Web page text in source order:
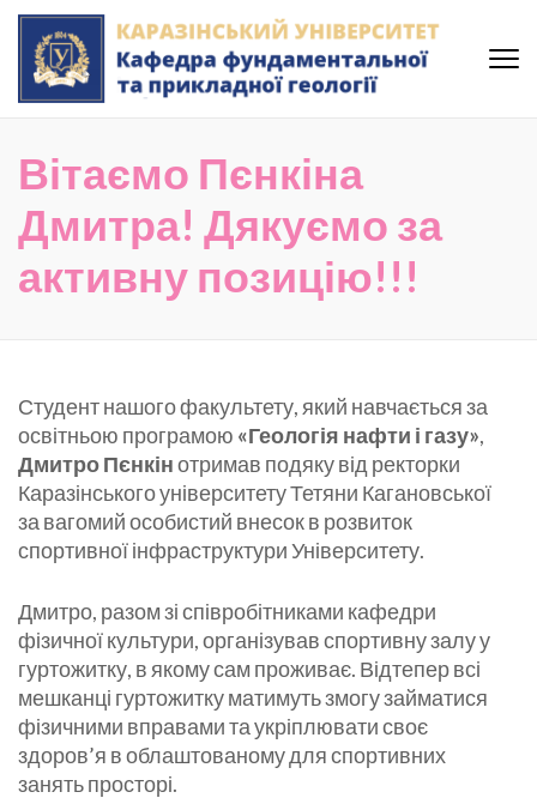
Skip
content
(Press
Кафедра фундаментальної
та прикладної геології
Каразінського Університету
Вітаємо Пєнкіна
Дмитра! Дякуємо за
активну позицію!!!
Студент нашого факультету, який навчається за
освітньою програмою «Геологія нафти і газу»,
Дмитро Пєнкінотримав подяку від ректорки
Каразінського університету Тетяни Кагановської
за вагомий особистий внесок в розвиток
спортивної інфраструктури Університету.
Дмитро, разом зі співробітниками кафедри
фізичної культури, організував спортивну залу у
гуртожитку, в якому сам проживає. Відтепер всі
мешканці гуртожитку матимуть змогу займатися
фізичними вправами та укріплювати своє
здоров’я в облаштованому для спортивних
занять просторі.